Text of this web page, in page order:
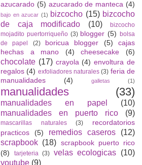
azucarado (5) azucarado de manteca (4)
bajo en azucar (1) bizcocho (15) bizcocho
de caja modificado
(10)
bizcocho
mojadito puertorriqueño (3) blogger (5) bolsa
de papel
(2) boricua blogger (5)
cajas
hechas a mano
(4) cheesecake (6)
chocolate (17) crayola (4) envoltura de
regalos (4) exfoliadores naturales (3) feria de
manualidades
(4) galletas (1)
manualidades (33)
manualidades en papel
(10)
manualidades en puerto rico
(9)
mascarillas naturales (3)
recordatorios
practicos
(5) remedios caseros
(12)
scrapbook (18) scrapbook puerto rico
(8)
tarjeteria (3) velas ecologicas (10)
youtube (9)